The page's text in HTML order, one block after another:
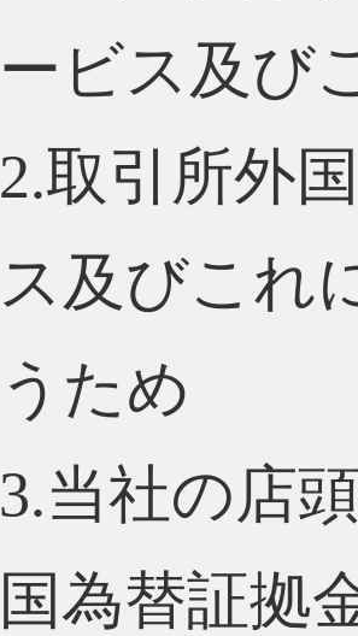
ービス及び
2.取引所外
ス及びこれ
うため
3.当社の店
国為替証拠